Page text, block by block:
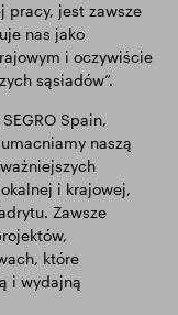
pracy, jest zawsze
nas jako
i oczywiście
sąsiadów”.
Spain,
naszą
i krajowej,
Zawsze
które
i wydajną